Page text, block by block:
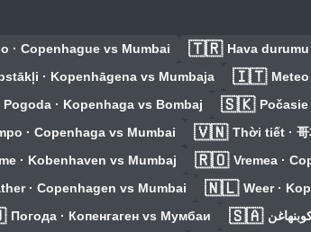
· Copenhague vs Mumbai 🇹🇷 Hava
· Kopenhāgena vs Mumbaja 🇮🇹
Pogoda · Kopenhaga vs Bombaj 🇸🇰
· Copenhaga vs Mumbai 🇻🇳 Thời tiết ·
· Kobenhaven vs Mumbaj 🇷🇴 Vremea ·
· Copenhagen vs Mumbai 🇳🇱 Weer ·
Погода · Копенгаген vs Мумбаи 🇸🇦